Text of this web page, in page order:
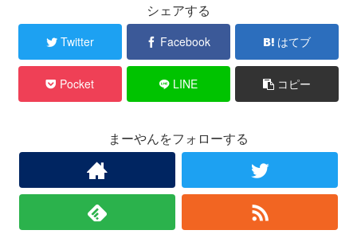
シェアする
Twitter Facebook はてブ
Pocket LINE コピー
まーやんをフォローする